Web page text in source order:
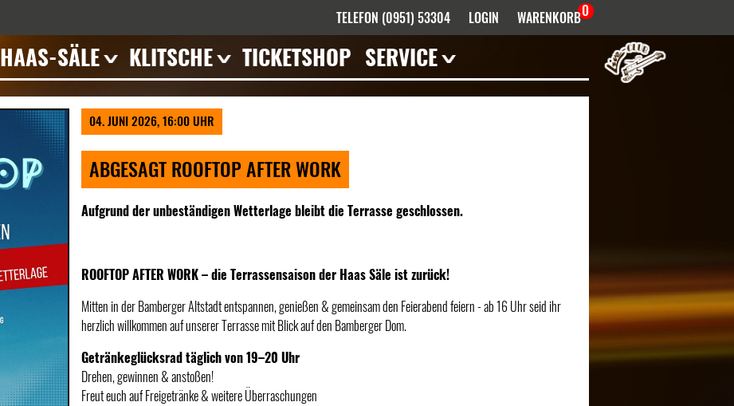
TELEFON (0951) 53304 LOGIN WARENKORB0
HAAS-SÄLE
Terrasse
Veranstaltungen
Impressionen
Geschichte
Mieten
KLITSCHE
Veranstaltungen
TICKETSHOP SERVICE
Mieten
Bandhistorie
Infektionsschutz
Kontakt
04. JUNI 2026, 16:00 UHR
ABGESAGT ROOFTOP AFTER WORK
Aufgrund der unbeständigen Wetterlage bleibt die Terrasse geschlossen.
ROOFTOP AFTER WORK – die Terrassensaison der Haas Säle ist zurück!
Mitten in der Bamberger Altstadt entspannen, genießen & gemeinsam den Feierabend feiern - ab 16 Uhr seid ihr
herzlich willkommen auf unserer Terrasse mit Blick auf den Bamberger Dom.
Getränkeglücksrad täglich von 19–20 Uhr
Drehen, gewinnen & anstoßen!
Freut euch auf Freigetränke & weitere Überraschungen